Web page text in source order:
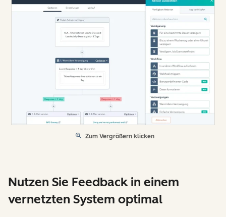
Zum Vergrößern klicken
Nutzen Sie Feedback in einem
vernetzten System optimal